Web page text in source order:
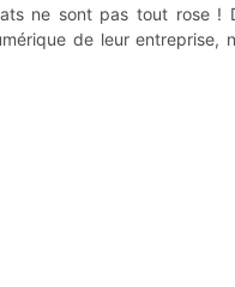
ne sont pas tout rose
de leur entreprise,